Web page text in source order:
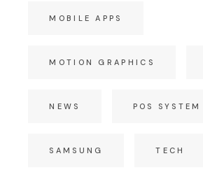
MOBILE APPS
MOTION GRAPHICS
NEWS POS SYSTEM
SAMSUNG TECH